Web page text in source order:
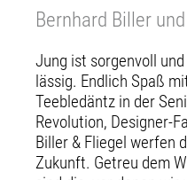
Bernhard Biller
Jung ist sorgenvoll
lässig. Endlich Spaß
Teebledäntz in der
Revolution, Designer-
Biller & Fliegel werfen
Zukunft. Getreu dem